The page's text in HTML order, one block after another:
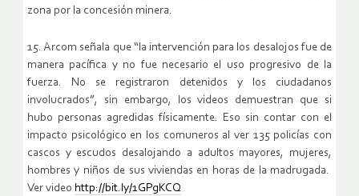
zona por la concesión minera.
15. Arcom señala que “la intervención para los desalojos fue de
manera pacífica y no fue necesario el uso progresivo de la
fuerza. No se registraron detenidos y los ciudadanos
involucrados”, sin embargo, los videos demuestran que si
hubo personas agredidas físicamente. Eso sin contar con el
impacto psicológico en los comuneros al ver 135 policías con
cascos y escudos desalojando a adultos mayores, mujeres,
hombres y niños de sus viviendas en horas de la madrugada.
Ver video http://bit.ly/1GPgKCQ